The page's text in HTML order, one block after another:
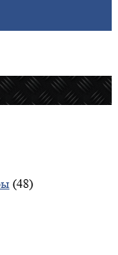
(48)